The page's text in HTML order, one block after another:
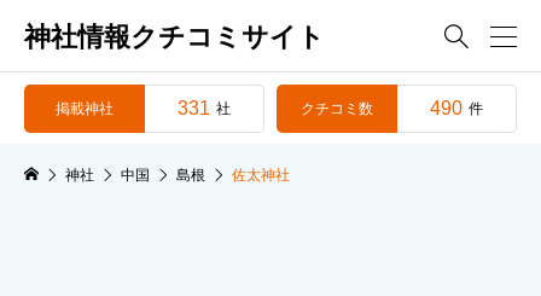
神社情報クチコミサイト 
掲載神社 331 社 クチコミ数 490 件
神社 中国 島根 佐太神社